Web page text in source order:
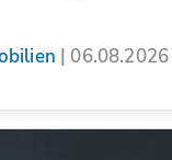
| 06.08.2026